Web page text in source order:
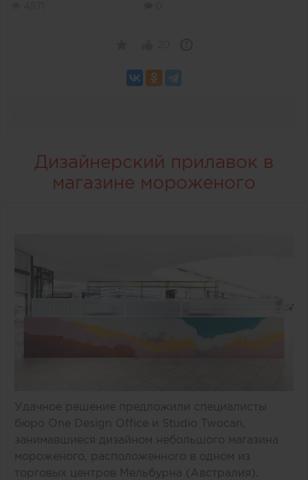
Дизайнерский прилавок в
магазине мороженого
Удачное решение предложили специалисты
бюро One Design Office и Studio Twocan,
занимавшиеся дизайном небольшого магазина
мороженого, расположенного в одном из
торговых центров Мельбурна (Австралия).